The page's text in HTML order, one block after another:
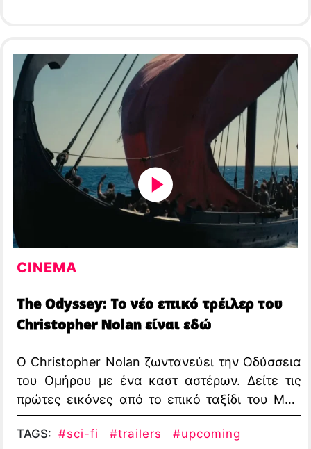
CINEMA
The Odyssey: Το νέο επικό τρέιλερ του
Christopher Nolan είναι εδώ
Ο Christopher Nolan ζωντανεύει την Οδύσσεια
του Ομήρου με ένα καστ αστέρων. Δείτε τις
πρώτες εικόνες από το επικό ταξίδι του Matt
Damon προς την Ιθάκη.
TAGS: #sci-fi #trailers #upcoming